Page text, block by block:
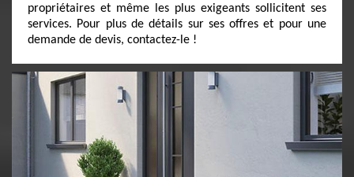
propriétaires et même les plus exigeants sollicitent ses
services. Pour plus de détails sur ses offres et pour une
demande de devis, contactez-le !